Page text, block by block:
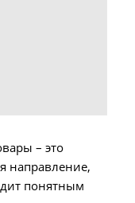
– это
направление,
понятным